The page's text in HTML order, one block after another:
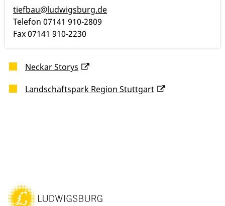
tiefbau@ludwigsburg.de
Telefon 07141 910-2809
Fax07141 910-2230
Neckar Storys
Landschaftspark Region Stuttgart